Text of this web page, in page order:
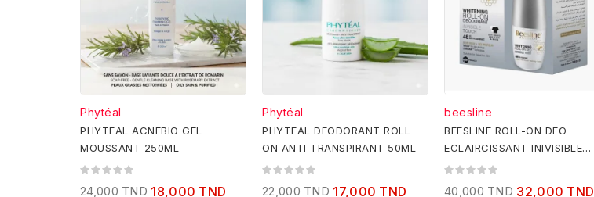
Phytéal
PHYTEAL ACNEBIO GEL
MOUSSANT 250ML
24,000 TND 18,000 TND
Phytéal
PHYTEAL DEODORANT ROLL
ON ANTI TRANSPIRANT 50ML
22,000 TND 17,000 TND
beesline
BEESLINE ROLL-ON DEO
ECLAIRCISSANT INIVISIBLE
TOUCH 4 EN 1 50ML1+1
40,000 TND 32,000 TND